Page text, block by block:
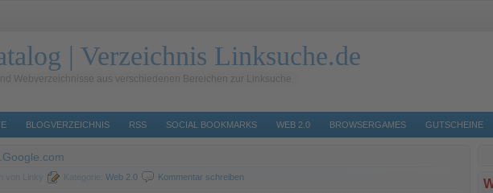
| Verzeichnis Linksuche.de
Webverzeichnisse aus verschiedenen Bereichen zur Linksuche
BLOGVERZEICHNIS RSS SOCIAL BOOKMARKS WEB 2.0 BROWSERGAMES GUTSCHEINE
von Linky Kategorie: Web 2.0 Kommentar schreiben